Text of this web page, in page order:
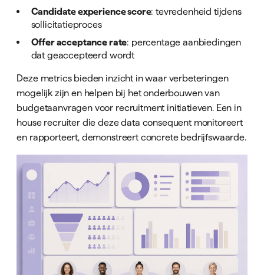
Candidate experience score: tevredenheid tijdens
sollicitatieproces
Offer acceptance rate: percentage aanbiedingen
dat geaccepteerd wordt
Deze metrics bieden inzicht in waar verbeteringen
mogelijk zijn en helpen bij het onderbouwen van
budgetaanvragen voor recruitment initiatieven. Een in
house recruiter die deze data consequent monitoreert
en rapporteert, demonstreert concrete bedrijfswaarde.